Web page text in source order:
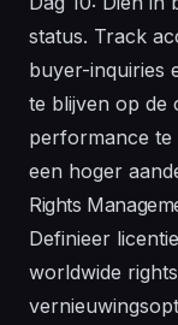
status. Track
buyer-inquiries
te blijven op de
performance te
een hoger
Rights
Definieer
worldwide